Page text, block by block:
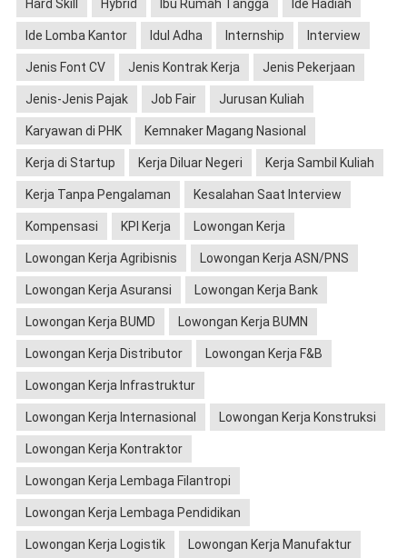
Hard Skill Hybrid Ibu Rumah Tangga Ide Hadiah
Ide Lomba Kantor Idul Adha Internship Interview
Jenis Font CV Jenis Kontrak Kerja Jenis Pekerjaan
Jenis-Jenis Pajak Job Fair Jurusan Kuliah
Karyawan di PHK Kemnaker Magang Nasional
Kerja di Startup Kerja Diluar Negeri Kerja Sambil Kuliah
Kerja Tanpa Pengalaman Kesalahan Saat Interview
Kompensasi KPI Kerja Lowongan Kerja
Lowongan Kerja Agribisnis Lowongan Kerja ASN/PNS
Lowongan Kerja Asuransi Lowongan Kerja Bank
Lowongan Kerja BUMD Lowongan Kerja BUMN
Lowongan Kerja Distributor Lowongan Kerja F&B
Lowongan Kerja Infrastruktur
Lowongan Kerja Internasional Lowongan Kerja Konstruksi
Lowongan Kerja Kontraktor
Lowongan Kerja Lembaga Filantropi
Lowongan Kerja Lembaga Pendidikan
Lowongan Kerja Logistik Lowongan Kerja Manufaktur